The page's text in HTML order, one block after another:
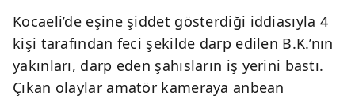
Kocaeli’de eşine şiddet gösterdiği iddiasıyla 4
kişi tarafından feci şekilde darp edilen B.K.’nın
yakınları, darp eden şahısların iş yerini bastı.
Çıkan olaylar amatör kameraya anbean